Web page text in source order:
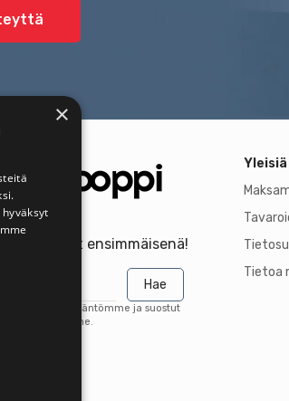
tarjoukset ensimmäisenä!
Hae
tietosuojakäytäntömme ja suostut
yritykseltämme.
Tietoa
×